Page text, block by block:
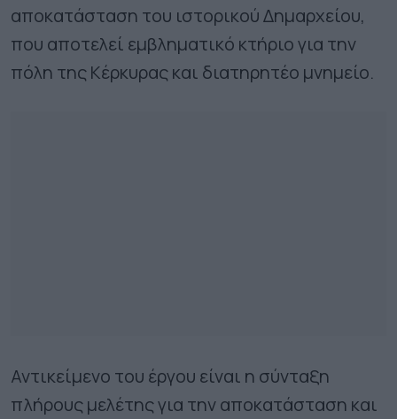
αποκατάσταση του ιστορικού Δημαρχείου,
που αποτελεί εμβληματικό κτήριο για την
πόλη της Κέρκυρας και διατηρητέο μνημείο.
Αντικείμενο του έργου είναι η σύνταξη
πλήρους μελέτης για την αποκατάσταση και